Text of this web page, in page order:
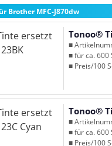
Brother MFC-J870dw
Tonoo®
■
■ für ca. 600
■ Preis/100
Tonoo®
■
■ für ca. 600
■ Preis/100